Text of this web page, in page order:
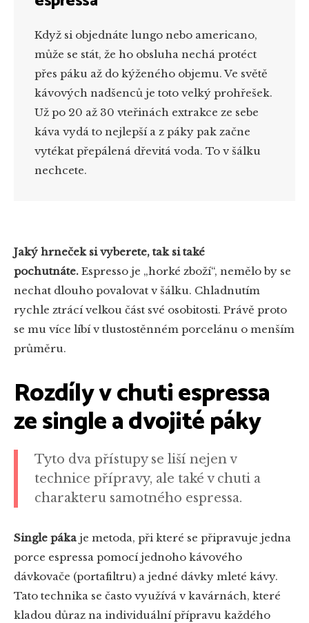
Když si objednáte lungo nebo americano,
může se stát, že ho obsluha nechá protéct
přes páku až do kýženého objemu. Ve světě
kávových nadšenců je toto velký prohřešek.
Už po 20 až 30 vteřinách extrakce ze sebe
káva vydá to nejlepší a z páky pak začne
vytékat přepálená dřevitá voda. To v šálku
nechcete.
Jaký hrneček si vyberete, tak si také
pochutnáte. Espresso je „horké zboží“, nemělo by se
nechat dlouho povalovat v šálku. Chladnutím
rychle ztrácí velkou část své osobitosti. Právě proto
se mu více líbí v tlustostěnném porcelánu o menším
průměru.
Rozdíly v chuti espressa
ze single a dvojité páky
Tyto dva přístupy se liší nejen v
technice přípravy, ale také v chuti a
charakteru samotného espressa.
Single páka je metoda, při které se připravuje jedna
porce espressa pomocí jednoho kávového
dávkovače (portafiltru) a jedné dávky mleté kávy.
Tato technika se často využívá v kavárnách, které
kladou důraz na individuální přípravu každého